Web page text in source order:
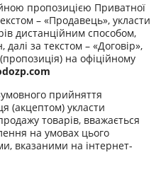
пропозицією Приватної
– «Продавець», укласти
дистанційним способом,
за текстом – «Договір»,
на офіційному
.com
прийняття
(акцептом) укласти
товарів, вважається
на умовах цього
вказаними на інтернет-